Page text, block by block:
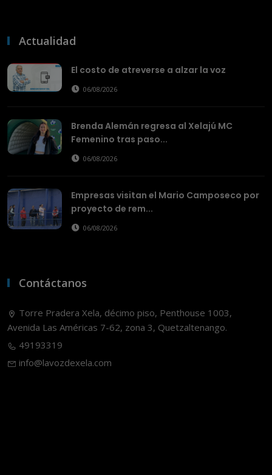
Actualidad
El costo de atreverse a alzar la voz
06/08/2026
Brenda Alemán regresa al Xelajú MC
Femenino tras paso...
06/08/2026
Empresas visitan el Mario Camposeco por
proyecto de rem...
06/08/2026
Contáctanos
Torre Pradera Xela, décimo piso, Penthouse 1003,
Avenida Las Américas 7-62, zona 3, Quetzaltenango.
49193319
info@lavozdexela.com